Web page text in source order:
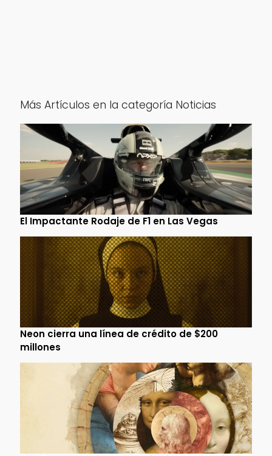
Más Artículos en la categoría Noticias
El Impactante Rodaje de F1 en Las Vegas
Neon cierra una línea de crédito de $200
millones